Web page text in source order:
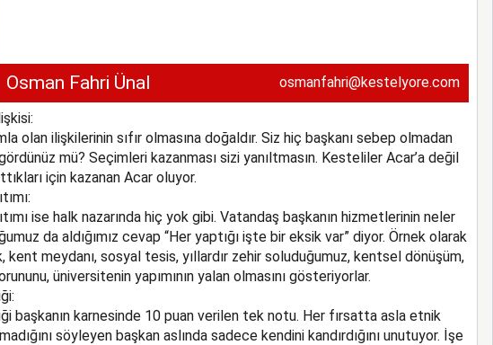
Osman Fahri Ünal osmanfahri@kestelyore.com
olan ilişkilerinin sıfır olmasına doğaldır. Siz hiç başkanı sebep olmadan
mü? Seçimleri kazanması sizi yanıltmasın. Kesteliler Acar’a değil
için kazanan Acar oluyor.
ise halk nazarında hiç yok gibi. Vatandaş başkanın hizmetlerinin neler
da aldığımız cevap “Her yaptığı işte bir eksik var” diyor. Örnek olarak
kent meydanı, sosyal tesis, yıllardır zehir soluduğumuz, kentsel dönüşüm,
üniversitenin yapımının yalan olmasını gösteriyorlar.
başkanın karnesinde 10 puan verilen tek notu. Her fırsatta asla etnik
söyleyen başkan aslında sadece kendini kandırdığını unutuyor. İşe